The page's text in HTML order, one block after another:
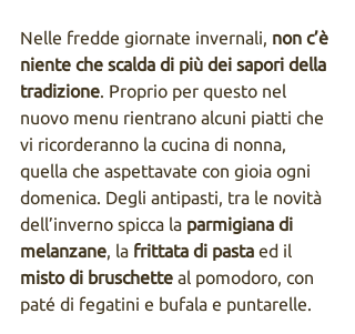
Nelle fredde giornate invernali, non c’è
niente che scalda di più dei sapori della
tradizione. Proprio per questo nel
nuovo menu rientrano alcuni piatti che
vi ricorderanno la cucina di nonna,
quella che aspettavate con gioia ogni
domenica. Degli antipasti, tra le novità
dell’inverno spicca la parmigiana di
melanzane, la frittata di pasta ed il
misto di bruschette al pomodoro, con
paté di fegatini e bufala e puntarelle.